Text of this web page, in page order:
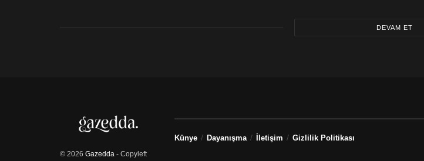
DEVAM ET
© 2026 Gazedda - Copyleft
Künye Dayanışma İletişim Gizlilik Politikası